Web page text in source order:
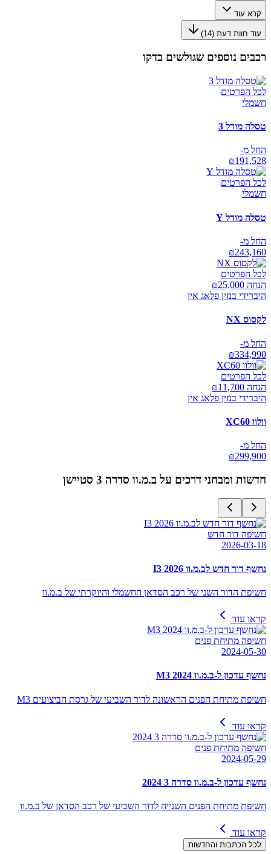
קרא עוד
עוד חוות דעת (14
)
רכבים נוספים שגולשים בדקו
לכל הפרטים
חשמלי
טסלה מודל 3
החל מ-
₪191,528
לכל הפרטים
חשמלי
טסלה מודל Y
החל מ-
₪243,160
לכל הפרטים
הנחה ₪ 25,000
היברידי בנזין פלאג אין
לקסוס NX
החל מ-
₪334,990
לכל הפרטים
הנחה ₪ 11,700
היברידי בנזין פלאג אין
וולוו XC60
החל מ-
₪299,900
חדשות ומבחני דרכים עלב.מ.וו סדרה 3 סטיישן
חשיפה דור חדש
2026-03-18
נחשף דור חדש לב.מ.וו I3 2026
חשיפת הדור השני של רכב הסדאן החשמלי והיוקרתי של ב.מ.וו
קראו עוד
חשיפה מתיחת פנים
2024-05-30
נחשף עדכון ל-ב.מ.וו M3 2024
חשיפת מתיחת הפנים הראשונה לדור השביעי של גרסת הביצועים M3
קראו עוד
חשיפה מתיחת פנים
2024-05-29
נחשף עדכון ל-ב.מ.וו סדרה 3 2024
חשיפת מתיחת הפנים השנייה לדור השביעי של רכב הסדאן של ב.מ.וו
קראו עוד
לכל הכתבות והחדשות